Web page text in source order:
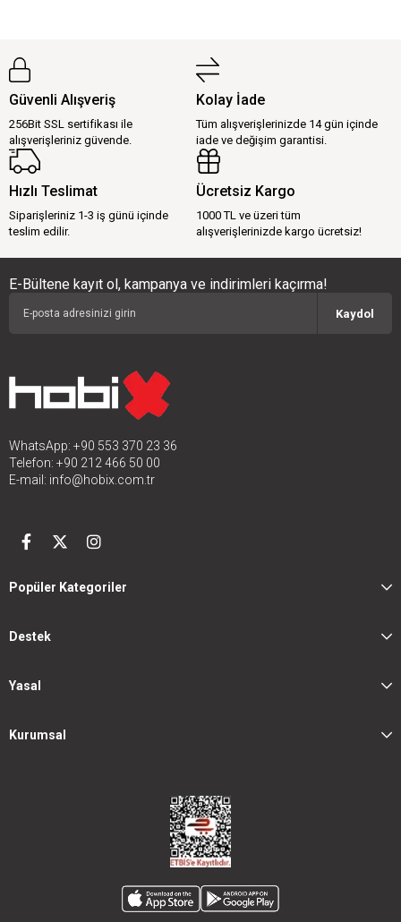
Güvenli Alışveriş
256Bit SSL sertifikası ile
alışverişleriniz güvende.
Kolay İade
Tüm alışverişlerinizde 14 gün içinde
iade ve değişim garantisi.
Hızlı Teslimat
Siparişleriniz 1-3 iş günü içinde
teslim edilir.
Ücretsiz Kargo
1000 TL ve üzeri tüm
alışverişlerinizde kargo ücretsiz!
E-Bültene kayıt ol, kampanya ve indirimleri kaçırma!
Kaydol
WhatsApp: +90 553 370 23 36
Telefon: +90 212 466 50 00
E-mail: info@hobix.com.tr
Popüler Kategoriler
Destek
Yasal
Kurumsal